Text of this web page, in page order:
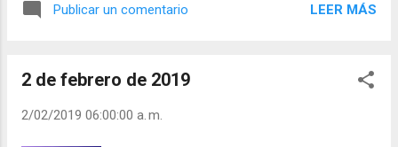
al agresor Alcandro. ¿Qué hizo Licurgo?
Alcandro recibió de ser un joven exaltado y
educado y prudente”. Somos hijos de Dios,
Publicar un comentario LEER MÁS
2 de febrero de 2019
2/02/2019 06:00:00 a. m.